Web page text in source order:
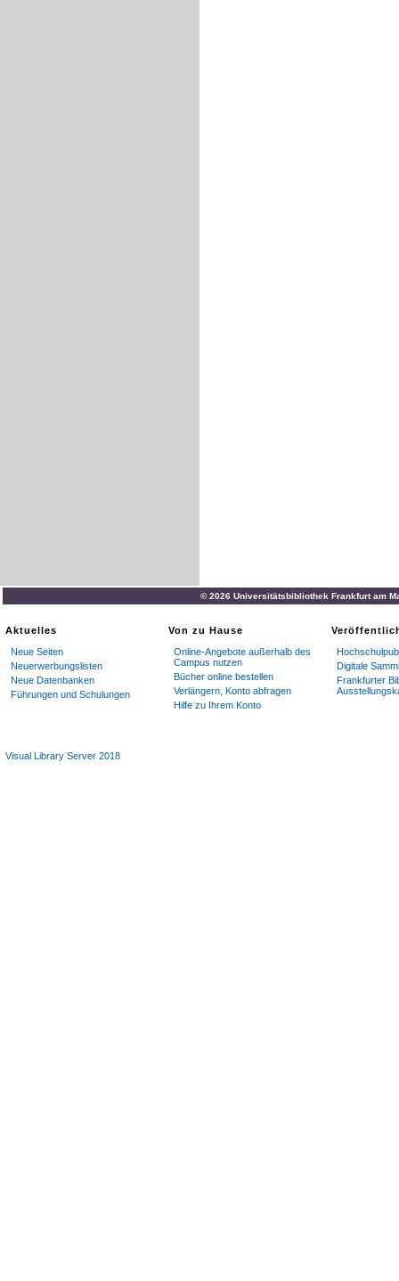
© 2026 Universitätsbibliothek Frankfurt am
Aktuelles
Neue Seiten
Neuerwerbungslisten
Neue Datenbanken
Führungen und Schulungen
Von zu Hause
Online-Angebote außerhalb des
Campus nutzen
Bücher online bestellen
Verlängern, Konto abfragen
Hilfe zu Ihrem Konto
Digitale
Frankfurter
Visual Library Server 2018